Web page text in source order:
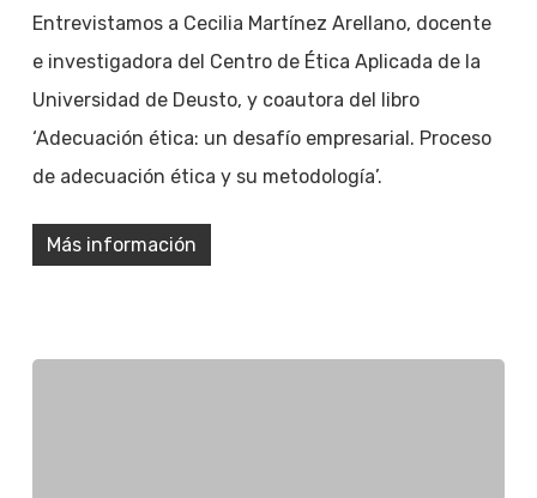
Entrevistamos a Cecilia Martínez Arellano, docente
e investigadora del Centro de Ética Aplicada de la
Universidad de Deusto, y coautora del libro
‘Adecuación ética: un desafío empresarial. Proceso
de adecuación ética y su metodología’.
Más información